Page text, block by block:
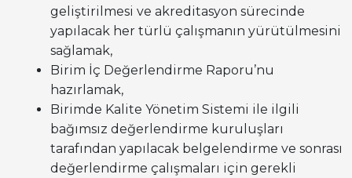
geliştirilmesi ve akreditasyon sürecinde
yapılacak her türlü çalışmanın yürütülmesini
sağlamak,
Birim İç Değerlendirme Raporu’nu
hazırlamak,
Birimde Kalite Yönetim Sistemi ile ilgili
bağımsız değerlendirme kuruluşları
tarafından yapılacak belgelendirme ve sonrası
değerlendirme çalışmaları için gerekli